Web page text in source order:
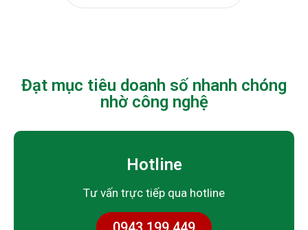
Đạt mục tiêu doanh số nhanh chóng
nhờ công nghệ
Hotline
Tư vấn trực tiếp qua hotline